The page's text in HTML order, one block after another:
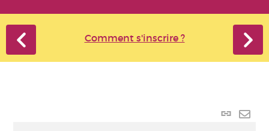
Comment s'inscrire ?
Lien